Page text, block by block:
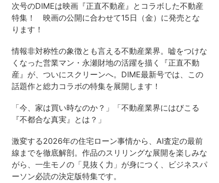
次号のDIMEは映画『正直不動産』とコラボした不動産
特集！ 映画の公開に合わせて15日（金）に発売とな
ります！
情報非対称性の象徴とも言える不動産業界。嘘をつけな
くなった営業マン・永瀬財地の活躍を描く『正直不動
産』が、ついにスクリーンへ。DIME最新号では、この
話題作と総力コラボの特集を展開します！
「今、家は買い時なのか？」「不動産業界にはびこる
『不都合な真実』とは？」
激変する2026年の住宅ローン事情から、AI査定の最前
線までを徹底解剖。作品のスリリングな展開を楽しみな
がら、一生モノの「見抜く力」が身につく、ビジネスパ
ーソン必読の決定版特集です。